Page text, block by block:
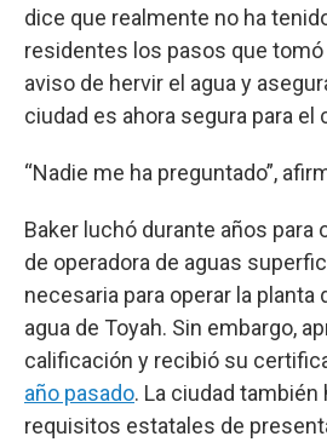
dice que realmente no ha
residentes los pasos que tomó
aviso de hervir el agua y
ciudad es ahora segura para el
“Nadie me ha preguntado”,
Baker luchó durante años para
de operadora de aguas
necesaria para operar la planta
agua de Toyah. Sin embargo,
calificación y recibió su
año pasado. La ciudad
requisitos estatales de